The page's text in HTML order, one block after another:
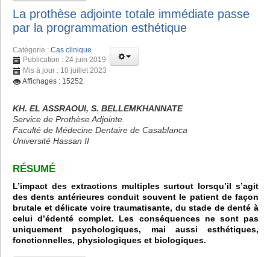
La prothèse adjointe totale immédiate passe
par la programmation esthétique
Catégorie : Cas clinique
Publication : 24 juin 2019
Mis à jour : 10 juillet 2023
Affichages : 15252
KH. EL ASSRAOUI, S. BELLEMKHANNATE
Service de Prothèse Adjointe.
Faculté de Médecine Dentaire de Casablanca
Université Hassan II
RÉSUMÉ
L’impact des extractions multiples surtout lorsqu’il s’agit
des dents antérieures conduit souvent le patient de façon
brutale et délicate voire traumatisante, du stade de denté à
celui d’édenté complet. Les conséquences ne sont pas
uniquement psychologiques, mai aussi esthétiques,
fonctionnelles, physiologiques et biologiques.